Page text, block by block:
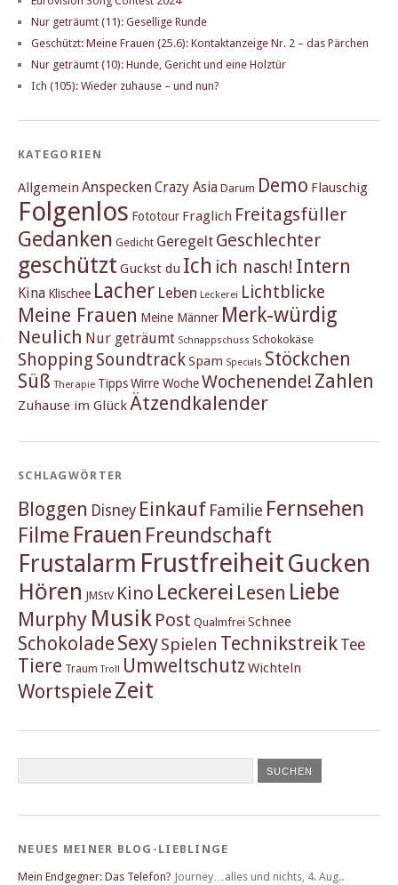
Nur geträumt (11): Gesellige Runde
Geschützt: Meine Frauen (25.6): Kontaktanzeige Nr. 2 – das Pärchen
Nur geträumt (10): Hunde, Gericht und eine Holztür
Ich (105): Wieder zuhause – und nun?
KATEGORIEN
Allgemein Anspecken Crazy Asia Darum Demo Flauschig
Folgenlos Fototour Fraglich Freitagsfüller
Gedanken Gedicht Geregelt Geschlechter
geschützt Guckst du Ich ich nasch! Intern
Kina Klischee Lacher Leben Leckerei Lichtblicke
Meine Frauen Meine Männer Merk-würdig
Neulich Nur geträumt Schnappschuss Schokokäse
Shopping SoundtrackSpam Specials Stöckchen
Süß Therapie TippsWirre WocheWochenende! Zahlen
Zuhause im Glück Ätzendkalender
SCHLAGWÖRTER
Bloggen Disney Einkauf Familie Fernsehen
Filme Frauen Freundschaft
Frustalarm FrustfreiheitGucken
Hören JMStV Kino Leckerei Lesen Liebe
Murphy Musik Post Qualmfrei Schnee
Schokolade SexySpielen Technikstreik Tee
Tiere Traum Troll Umweltschutz Wichteln
Wortspiele Zeit
NEUES MEINER BLOG-LIEBLINGE
Mein Endgegner: Das Telefon? Journey…alles und nichts 4. Aug..